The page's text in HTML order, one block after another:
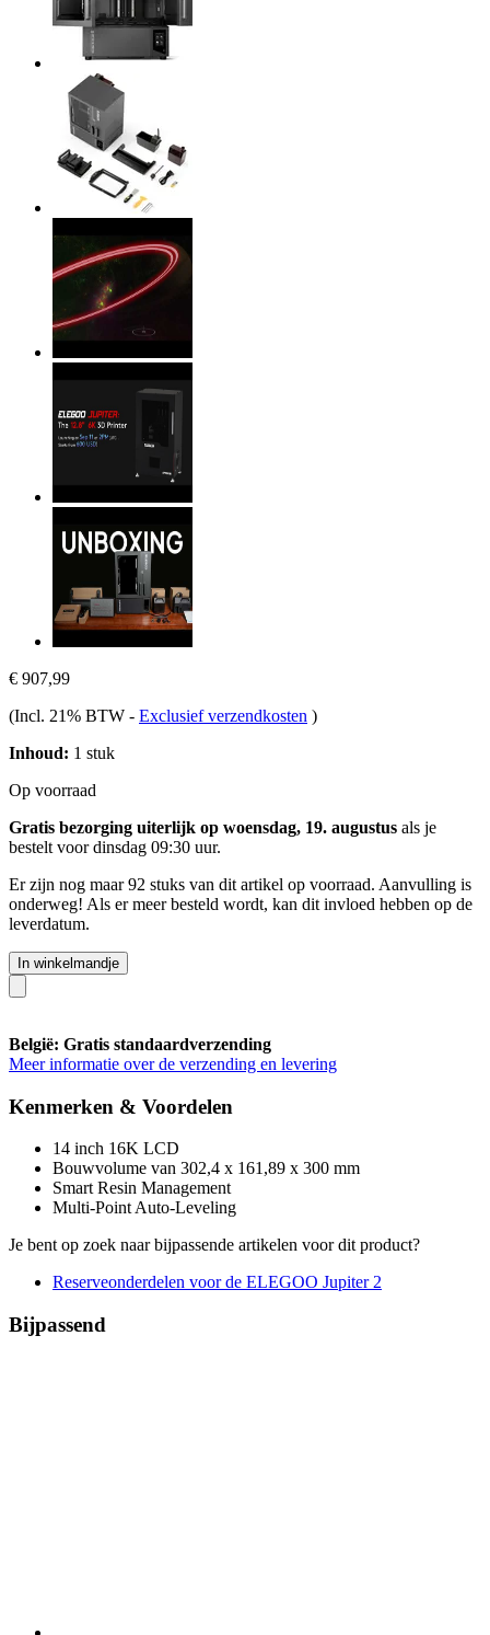
€ 907,99
(Incl. 21% BTW - Exclusief verzendkosten )
Inhoud: 1 stuk
Op voorraad
Gratis bezorging uiterlijk op woensdag, 19. augustus als je
bestelt voordinsdag 09:30 uur.
Er zijn nog maar 92 stuks van dit artikel op voorraad. Aanvulling is
onderweg! Als er meer besteld wordt, kan dit invloed hebben op de
leverdatum.
In winkelmandje
België: Gratis standaardverzending
Meer informatie over de verzending en levering
Kenmerken & Voordelen
14 inch 16K LCD
Bouwvolume van 302,4 x 161,89 x 300 mm
Smart Resin Management
Multi-Point Auto-Leveling
Je bent op zoek naar bijpassende artikelen voor dit product?
Reserveonderdelen voor de ELEGOO Jupiter 2
Bijpassend